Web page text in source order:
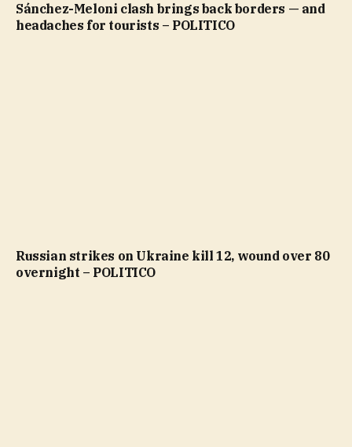
Sánchez-Meloni clash brings back borders — and
headaches for tourists – POLITICO
Russian strikes on Ukraine kill 12, wound over 80
overnight – POLITICO